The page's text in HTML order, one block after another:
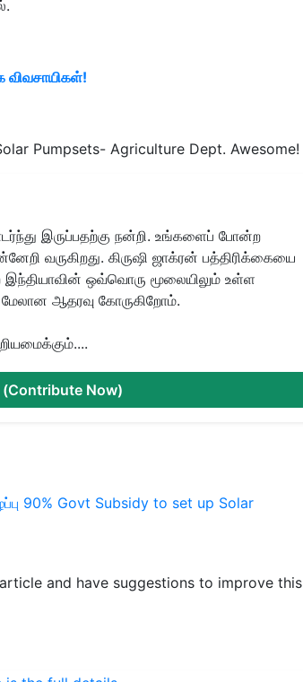
விவசாயிகள்!
Pumpsets- Agriculture Dept. Awesome!
இருப்பதற்கு நன்றி. உங்களைப் போன்ற
வருகிறது. கிருஷி ஜாக்ரன் பத்திரிக்கையை
இந்தியாவின் ஒவ்வொரு மூலையிலும் உள்ள
ஆதரவு கோருகிறோம்.
(Contribute Now)
90% Govt Subsidy to set up Solar
and have suggestions to improve this